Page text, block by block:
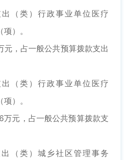
类）行政事业单位医疗
）。
，占一般公共预算拨款支出
类）行政事业单位医疗
）。
元，占一般公共预算拨款支
类）城乡社区管理事务